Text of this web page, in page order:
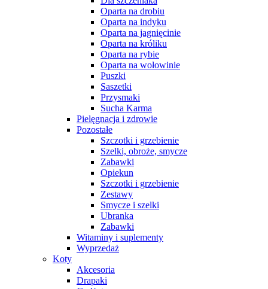
Oparta na drobiu
Oparta na indyku
Oparta na jagnięcinie
Oparta na króliku
Oparta na rybie
Oparta na wołowinie
Puszki
Saszetki
Przysmaki
Sucha Karma
Pielęgnacja i zdrowie
Pozostałe
Szczotki i grzebienie
Szelki, obroże, smycze
Zabawki
Opiekun
Szczotki i grzebienie
Zestawy
Smycze i szelki
Ubranka
Zabawki
Witaminy i suplementy
Wyprzedaż
Koty
Akcesoria
Drapaki